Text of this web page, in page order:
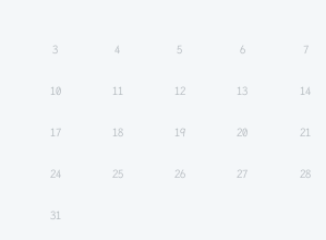
3 4 5 6 7
10 11 12 13 14
17 18 19 20 21
24 25 26 27 28
31